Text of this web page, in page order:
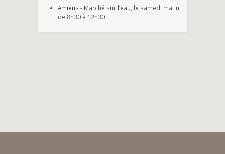
Amiens - Marché sur l’eau, le samedi matin
de 8h30 à 12h30